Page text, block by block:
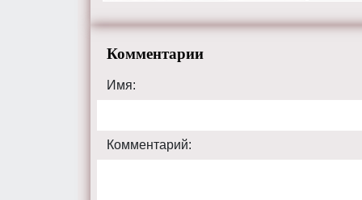
Комментарии
Имя:
Комментарий: